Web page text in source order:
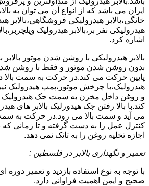
ایران می باشد که از انواع آن می توان به
خانگی،بالابر هیدرولیکی فروشگاهی،بالابر
هیدرولیکی نفر بر،بالابر هیدرولیک
اشاره کرد.
بالابر هیدرولیکی با روشن شدن موتور
بدون روشن شدن موتور و فقط با روشن
پایین حرکت می کند.در حرکت به سمت بالا
هیدرولیک،با چرخش موتور،پمپ هیدرولیک
و روغن داخل مخزن به سمت جک هیدرولیک
کند.با بالا رفتن جک هیدورلیک بالابر های
می آید و سمت بالا می رود.در حرکت به
کنترل عمل را به دست گرفته و تا زمانی که
اجازه تخلیه روغن را به تانک نمی دهد.
تعمیر و نگهداری بالابر در فلسطین :
با توجه به نوع استفاده بازدید و تعمیر دوره
صحیح و ایمن اهمیت فراوانی دارد.